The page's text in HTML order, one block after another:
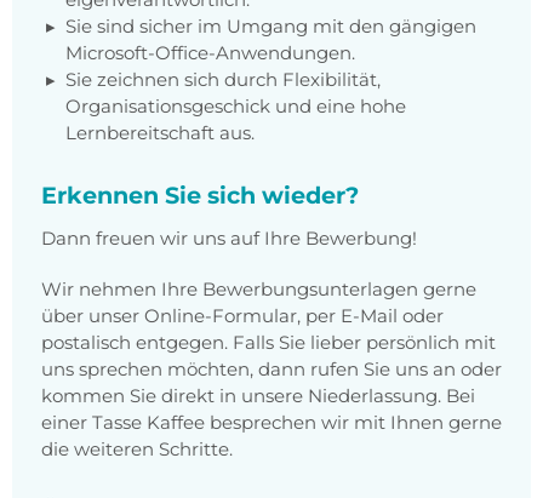
Sie sind sicher im Umgang mit den gängigen
Microsoft-Office-Anwendungen.
Sie zeichnen sich durch Flexibilität,
Organisationsgeschick und eine hohe
Lernbereitschaft aus.
Erkennen Sie sich wieder?
Dann freuen wir uns auf Ihre Bewerbung!
Wir nehmen Ihre Bewerbungsunterlagen gerne
über unser Online-Formular, per E-Mail oder
postalisch entgegen. Falls Sie lieber persönlich mit
uns sprechen möchten, dann rufen Sie uns an oder
kommen Sie direkt in unsere Niederlassung. Bei
einer Tasse Kaffee besprechen wir mit Ihnen gerne
die weiteren Schritte.